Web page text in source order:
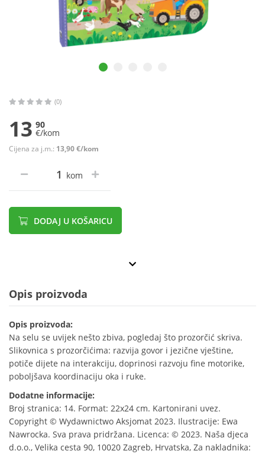
(0)
13 90
€/kom
Cijena za j.m.: 13,90 €/kom
kom
DODAJ U KOŠARICU
Opis proizvoda
Opis proizvoda:
Na selu se uvijek nešto zbiva, pogledaj što prozorčić skriva.
Slikovnica s prozorčićima: razvija govor i jezične vještine,
potiče dijete na interakciju, doprinosi razvoju fine motorike,
poboljšava koordinaciju oka i ruke.
Dodatne informacije:
Broj stranica: 14. Format: 22x24 cm. Kartonirani uvez.
Copyright © Wydawnictwo Aksjomat 2023. Ilustracije: Ewa
Nawrocka. Sva prava pridržana. Licenca: © 2023. Naša djeca
d.o.o., Velika cesta 90, 10020 Zagreb, Hrvatska, Za nakladnika: